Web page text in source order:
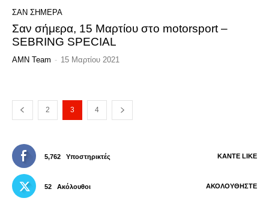
ΣΑΝ ΣΗΜΕΡΑ
Σαν σήμερα, 15 Μαρτίου στο motorsport –
SEBRING SPECIAL
AMN Team - 15 Μαρτίου 2021
2 3 4
5,762 Υποστηρικτές ΚΆΝΤΕ LIKE
52 Ακόλουθοι ΑΚΟΛΟΥΘΉΣΤΕ